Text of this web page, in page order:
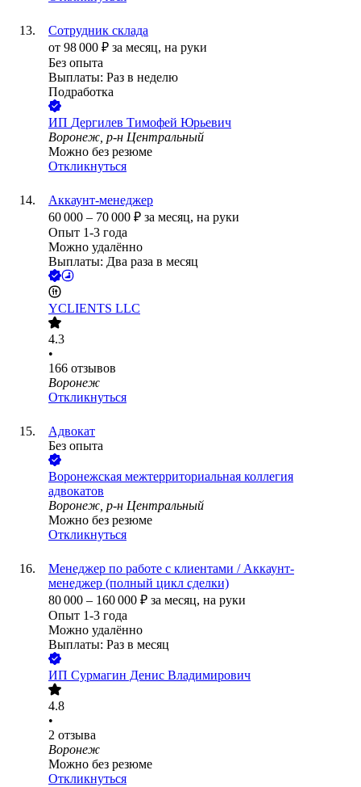
Сотрудник склада
от 98 000 ₽ за месяц, на руки
Без опыта
Выплаты: Раз в неделю
Подработка
ИП Дергилев Тимофей Юрьевич
Воронеж, р-н Центральный
Можно без резюме
Откликнуться
Аккаунт-менеджер
60 000 – 70 000 ₽ за месяц, на руки
Опыт 1-3 года
Можно удалённо
Выплаты: Два раза в месяц
YCLIENTS LLC
4.3
•
166 отзывов
Воронеж
Откликнуться
Адвокат
Без опыта
Воронежская межтерриториальная коллегия
адвокатов
Воронеж, р-н Центральный
Можно без резюме
Откликнуться
Менеджер по работе с клиентами / Аккаунт-
менеджер (полный цикл сделки)
80 000 – 160 000 ₽ за месяц, на руки
Опыт 1-3 года
Можно удалённо
Выплаты: Раз в месяц
ИП Сурмагин Денис Владимирович
4.8
•
2 отзыва
Воронеж
Можно без резюме
Откликнуться